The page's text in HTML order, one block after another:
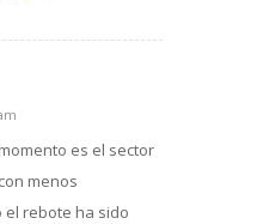
es el sector
menos
rebote ha sido